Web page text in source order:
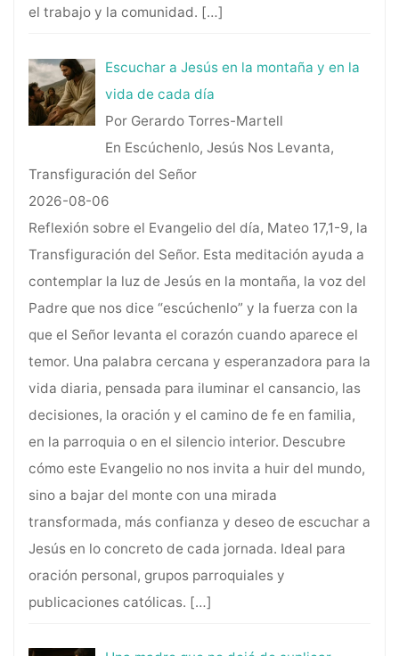
el trabajo y la comunidad. […]
Escuchar a Jesús en la montaña y en la
vida de cada día
Por Gerardo Torres-Martell
En Escúchenlo, Jesús Nos Levanta,
Transfiguración del Señor
2026-08-06
Reflexión sobre el Evangelio del día, Mateo 17,1-9, la
Transfiguración del Señor. Esta meditación ayuda a
contemplar la luz de Jesús en la montaña, la voz del
Padre que nos dice “escúchenlo” y la fuerza con la
que el Señor levanta el corazón cuando aparece el
temor. Una palabra cercana y esperanzadora para la
vida diaria, pensada para iluminar el cansancio, las
decisiones, la oración y el camino de fe en familia,
en la parroquia o en el silencio interior. Descubre
cómo este Evangelio no nos invita a huir del mundo,
sino a bajar del monte con una mirada
transformada, más confianza y deseo de escuchar a
Jesús en lo concreto de cada jornada. Ideal para
oración personal, grupos parroquiales y
publicaciones católicas. […]